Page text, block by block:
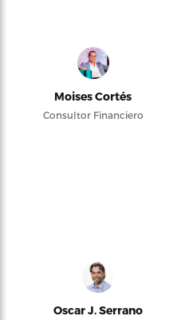
Moises Cortés
Consultor Financiero
Oscar J. Serrano